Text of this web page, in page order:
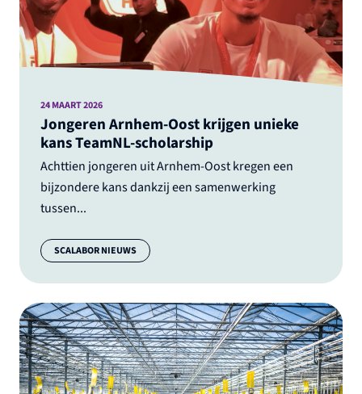
Jongeren Arnhem-Oost krijgen unieke
kans TeamNL-scholarship
Achttien jongeren uit Arnhem-Oost kregen een
bijzondere kans dankzij een samenwerking
tussen...
24 MAART 2026
Categorie:
SCALABOR NIEUWS